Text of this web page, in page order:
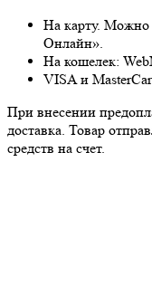
На карту. Можно
Онлайн».
На кошелек:
VISA и
При внесении
доставка. Товар
средств на счет.